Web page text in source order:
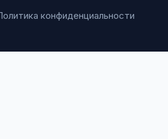
конфиденциальности